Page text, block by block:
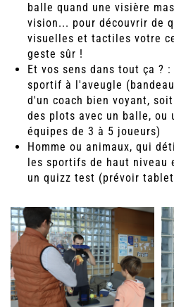
balle quand une visière
vision... pour découvrir de
visuelles et tactiles votre
geste sûr !
Et vos sens dans tout ça ?
sportif à l'aveugle
d'un coach bien voyant,
des plots avec un balle, ou
équipes de 3 à 5 joueurs)
Homme ou animaux, qui
les sportifs de haut niveau
un quizz test (prévoir